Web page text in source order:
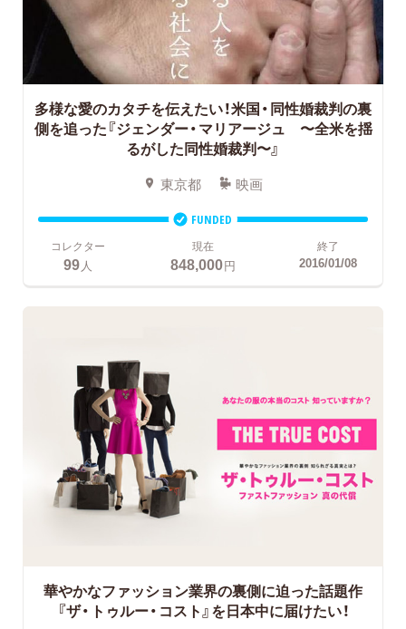
多様な愛のカタチを伝えたい！米国・同性婚裁判の裏
側を追った『ジェンダー・マリアージュ 〜全米を揺
るがした同性婚裁判〜』
東京都 映画
FUNDED
コレクター
99人
現在
848,000円
終了
2016/01/08
華やかなファッション業界の裏側に迫った話題作
『ザ・トゥルー・コスト』を日本中に届けたい！